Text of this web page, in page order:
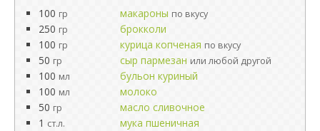
100 гр макароны по вкусу
250 гр
брокколи
100 гр курица копченая по вкусу
50 гр сыр пармезан или любой другой
100 мл
бульон куриный
100 мл
молоко
50 гр
масло сливочное
1 ст.л.
мука пшеничная